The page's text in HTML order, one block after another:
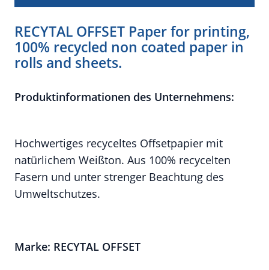
RECYTAL OFFSET Paper for printing,
100% recycled non coated paper in
rolls and sheets.
Produktinformationen des Unternehmens:
Hochwertiges recyceltes Offsetpapier mit
natürlichem Weißton. Aus 100% recycelten
Fasern und unter strenger Beachtung des
Umweltschutzes.
Marke: RECYTAL OFFSET